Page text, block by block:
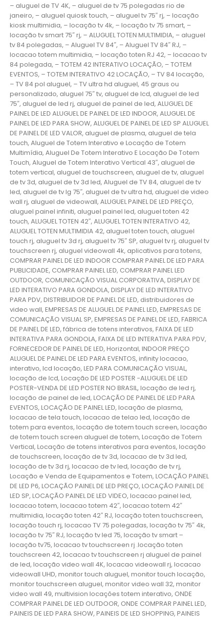
– aluguel de TV 4K, – aluguel de tv 75 polegadas rio de
janeiro, – aluguel quiosk touch, – aluguel tv 75″ rj, – locação
kiosk multimidia, – locação tv 4k, – locação tv 75 smart, –
locação tv smart 75″ rj, – ALUGUEL TOTEN MULTIMIDIA, – aluguel
tv 84 polegadas, – Aluguel TV 84″, – Aluguel TV 84″ RJ, –
locacao totem multimidia, – locação toten RJ 42, – locacao tv
84 polegada, – TOTEM 42 INTERATIVO LOCAÇÃO, – TOTEM
EVENTOS, – TOTEM INTERATIVO 42 LOCAÇÃO, – TV 84 locação,
– TV 84 pol aluguel, – TV ultra hd aluguel, 45 graus ou
personalizado, aluguel 75″ tv, aluguel de lcd, aluguel de led
75″, aluguel de led rj, aluguel de painel de led, ALUGUEL DE
PAINEL DE LED ALUGUEL DE PAINEL DE LED INDOOR, ALUGUEL DE
PAINEL DE LED PARA SHOW, ALUGUEL DE PAINEL DE LED SP ALUGUEL
DE PAINEL DE LED VALOR, aluguel de plasma, aluguel de tela
touch, Aluguel de Totem Interativo e Locação de Totem
Multimídia, Aluguel De Totem Interativo E Locação De Totem
Touch, Aluguel de Totem Interativo Vertical 43″, aluguel de
totem vertical, aluguel de touchscreen, aluguel de tv, aluguel
de tv 3d, aluguel de tv 3d led, Aluguel de TV 84, aluguel de tv
led, aluguel de tv lg 75″, aluguel de tv ultra hd, aluguel de video
wall rj, aluguel de videowall, ALUGUEL PAINEL DE LED PREÇO,
aluguel painel infiniti, aluguel painel led, aluguel toten 42
touch, ALUGUEL TOTEN 42″, ALUGUEL TOTEN INTERATIVO 42,
ALUGUEL TOTEN MULTIMIDIA 42, aluguel toten touch, aluguel
touch rj, aluguel tv 3d rj, aluguel tv 75″ SP, aluguel tv rj, aluguel tv
touchscreen rj, aluguel videowall 4k, aplicativos para totens,
COMPRAR PAINEL DE LED INDOOR COMPRAR PAINEL DE LED PARA
PUBLICIDADE, COMPRAR PAINEL LED, COMPRAR PAINEL LED
OUTDOOR, COMUNICAÇÃO VISUAL CORPORATIVA, DISPLAY DE
LED INTERATIVO PARA GONDOLA, DISPLAY DE LED INTERATIVO
PARA PDV, DISTRIBUIDOR DE PAINEL DE LED, distribuidores de
video wall, EMPRESAS DE ALUGUEL DE PAINEL LED, EMPRESAS DE
COMUNICAÇÃO VISUAL SP, EMPRESAS DE PAINEL DE LED, FABRICA
DE PAINEL DE LED, fábrica de totens interativos, FAIXA DE LED
INTERATIVA PARA GONDOLA, FAIXA DE LED INTERATIVA PARA PDV,
FORNECEDOR DE PAINEL DE LED, Horizontal, INDOOR PREÇO
ALUGUEL DE PAINEL DE LED PARA EVENTOS, infinity locacao,
interativo, lcd locação, LED PARA COMUNICAÇÃO VISUAL,
locação de lcd, Locação DE LED POSTER -ALUGUEL DE LED
POSTER-VENDA DE LED POSTER NO BRASIL, locação de led rj,
locação de painel de led, LOCAÇÃO DE PAINEL DE LED PARA
EVENTOS, LOCAÇÃO DE PAINEL LED, locação de plasma,
locacao de tela touch, locacao de telao led, locação de
totem para eventos, locação de totem touch screen, locação
de totem touch screen aluguel de totem, Locação de Totem
Vertical, Locação de totens interativos para eventos, locação
de touchscreen, locação de tv 3d, locacao de tv 3d led,
locação de tv 3d rj, locacao de tv led, locação de tv rj,
Locação e Venda de Equipamentos e Totem, LOCAÇÃO PAINEL
DE LED P6, LOCAÇÃO PAINEL DE LED PREÇO, LOCAÇÃO PAINEL DE
LED SP, LOCAÇÃO PAINEL DE LED VIDEO, locacao painel led,
locacao totem, locacao totem 42″, locacao totem 42″
multimidia, locação toten 42″ RJ, locação toten touchscreen,
locação touch rj, locacao TV 75 polegadas, locação tv 75″ 4k,
locação tv 75″ RJ, locação tv led 75, locação tv smart –
locação tv75, locacao tv touchscreen rj .locação toten
touchscreen 42, locacao tv touchscreen rj aluguel de painel
de led, locação video wall 4K, locacao videowall rj, locacao
videowall UHD, monitor touch aluguel, monitor touch locação,
monitor touchscreen aluguel, monitor video wall 32, monitor
video wall 49, multivision locações totem interativo, ONDE
COMPRAR PAINEL DE LED OUTDOOR, ONDE COMPRAR PAINEL LED,
PAINEIS DE LED PARA SHOW, PAINEIS DE LED SHOPPING, PAINEIS